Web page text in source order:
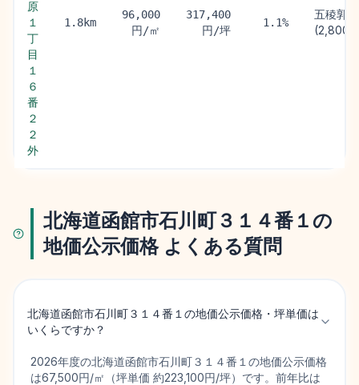
原
１
丁
目
１
６
番
２
２
外
1.8km
96,000
円/㎡
317,400
円/坪
1.1%
五稜郭駅
北海道函館市石川町３１４番１の
地価公示価格 よくある質問
北海道函館市石川町３１４番１の地価公示価格・坪単価は
いくらですか？
2026年度の北海道函館市石川町３１４番１の地価公示価格
は67,500円/㎡（坪単価 約223,100円/坪）です。前年比は